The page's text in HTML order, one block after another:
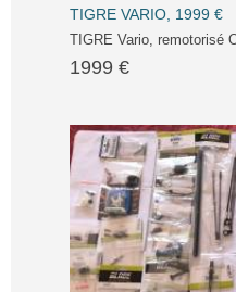
TIGRE VARIO, 1999 €
TIGRE Vario, remotorisé
1999 €